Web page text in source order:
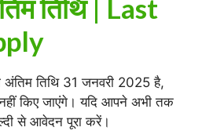
तिथि | Last
तिथि 31 जनवरी 2025 है,
किए जाएंगे। यदि आपने अभी तक
से आवेदन पूरा करें।